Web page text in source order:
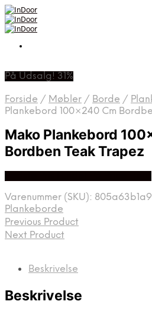
På Udsalg! 31%
Forside / Møbler / Borde /
Plankebord 100×240 Cm
Mako Plankebord
Bordben Teak Trapez
Varenummer (SKU):
Plankeborde
Previous Product
Next Product
Beskrivelse
Beskrivelse